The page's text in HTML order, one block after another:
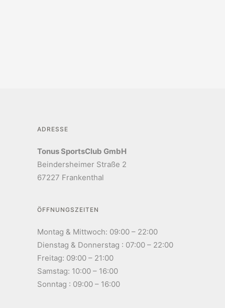
ADRESSE
Tonus SportsClub GmbH
Beindersheimer Straße 2
67227 Frankenthal
ÖFFNUNGSZEITEN
Montag & Mittwoch: 09:00 – 22:00
Dienstag & Donnerstag : 07:00 – 22:00
Freitag: 09:00 – 21:00
Samstag: 10:00 – 16:00
Sonntag : 09:00 – 16:00